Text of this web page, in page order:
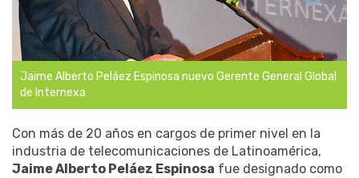
Jaime Alberto Peláez Espinosa nuevo Gerente General Global
de Internexa
Con más de 20 años en cargos de primer nivel en la
industria de telecomunicaciones de Latinoamérica,
Jaime Alberto Peláez Espinosa fue designado como